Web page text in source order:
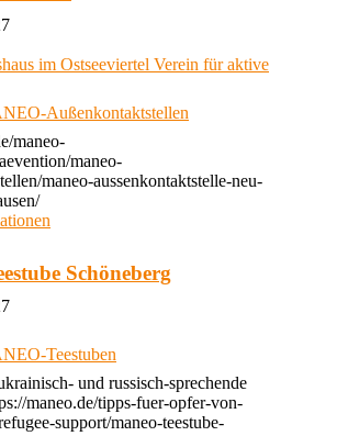
im Ostseeviertel Verein für aktive
Außenkontaktstellen
maneo-
maneo-
maneo-aussenkontaktstelle-neu-
Schöneberg
Teestuben
und russisch-sprechende
maneo.de/tipps-fuer-opfer-von-
support/maneo-teestube-